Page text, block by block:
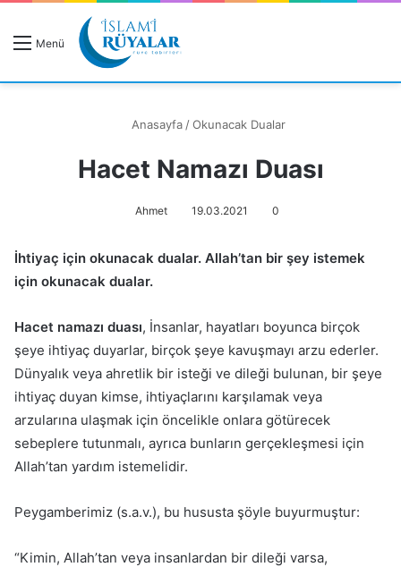
Menü
Anasayfa / Okunacak Dualar
Hacet Namazı Duası
Ahmet 19.03.2021 0
İhtiyaç için okunacak dualar. Allah’tan bir şey istemek
için okunacak dualar.
Hacet namazı duası, İnsanlar, hayatları boyunca birçok
şeye ihtiyaç duyarlar, birçok şeye kavuşmayı arzu ederler.
Dünyalık veya ahretlik bir isteği ve dileği bulunan, bir şeye
ihtiyaç duyan kimse, ihtiyaçlarını karşılamak veya
arzularına ulaşmak için öncelikle onlara götürecek
sebeplere tutunmalı, ayrıca bunların gerçekleşmesi için
Allah’tan yardım istemelidir.
Peygamberimiz (s.a.v.), bu hususta şöyle buyurmuştur:
“Kimin, Allah’tan veya insanlardan bir dileği varsa,
Rüyanızı Arayın